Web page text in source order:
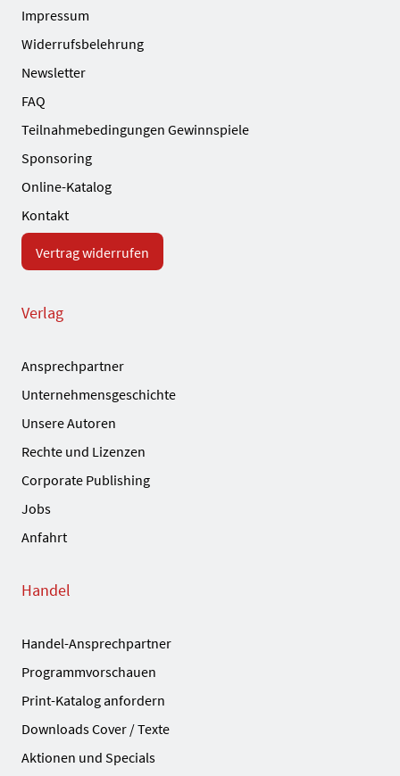
Impressum
Widerrufsbelehrung
Newsletter
FAQ
Teilnahmebedingungen Gewinnspiele
Sponsoring
Online-Katalog
Kontakt
Vertrag widerrufen
Verlag
Ansprechpartner
Unternehmensgeschichte
Unsere Autoren
Rechte und Lizenzen
Corporate Publishing
Jobs
Anfahrt
Handel
Handel-Ansprechpartner
Programmvorschauen
Print-Katalog anfordern
Downloads Cover / Texte
Aktionen und Specials